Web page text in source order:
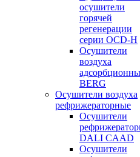
осушители
горячей
регенерации
серии OСD-H
Осушители
воздуха
BERG
Осушители воздуха
рефрижераторные
Осушители
DALI CAAD
Осушители